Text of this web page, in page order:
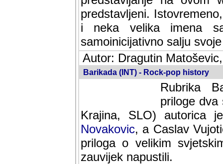
predstavljeni.
i neka velika imena
samoinicijativno salju
Autor: Dragutin
Barikada (INT) - Rock-pop history
Rubrika
dva
SLO) autorica je velikog
Caslav Vujotic
velikim svjetskim
napustili.